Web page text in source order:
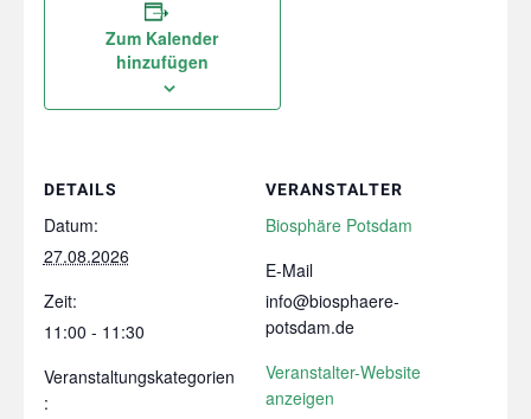
Zum Kalender
hinzufügen
DETAILS
Datum:
27.08.2026
Zeit:
11:00 - 11:30
Veranstaltungskategorien
:
VERANSTALTER
Biosphäre Potsdam
E-Mail
info@biosphaere-
potsdam.de
Veranstalter-Website
anzeigen